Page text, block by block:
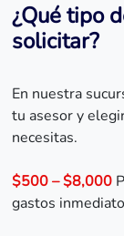
¿Qué tipo
solicitar?
En nuestra
tu asesor y
necesitas.
$500 – $8,000
gastos